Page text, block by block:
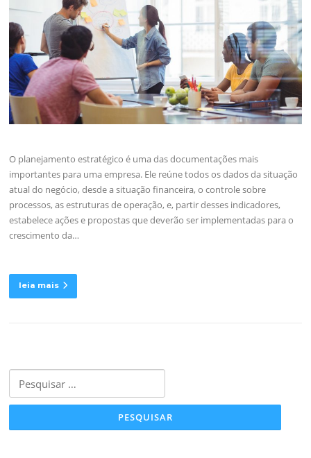
O planejamento estratégico é uma das documentações mais
importantes para uma empresa. Ele reúne todos os dados da situação
atual do negócio, desde a situação financeira, o controle sobre
processos, as estruturas de operação, e, partir desses indicadores,
estabelece ações e propostas que deverão ser implementadas para o
crescimento da…
leia mais
por: